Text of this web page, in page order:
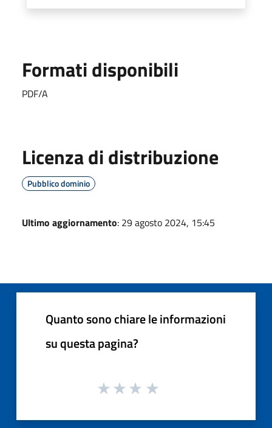
Formati disponibili
PDF/A
Licenza di distribuzione
Pubblico dominio
Ultimo aggiornamento: 29 agosto 2024, 15:45
Quanto sono chiare le informazioni
su questa pagina?